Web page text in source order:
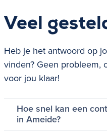
Veel
Heb je het antwoord op
vinden? Geen probleem,
voor jou klaar!
Hoe snel kan een
in Ameide?